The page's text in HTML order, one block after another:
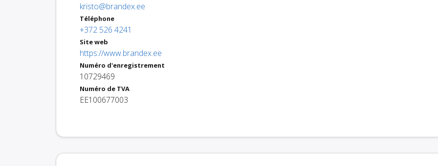
kristo@brandex.ee
Téléphone
+372 526 4241
Site web
https://www.brandex.ee
Numéro d'enregistrement
10729469
Numéro de TVA
EE100677003